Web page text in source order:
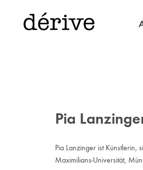
Pia
Pia Lanzinger ist Künstlerin,
Maximilians-Universität,